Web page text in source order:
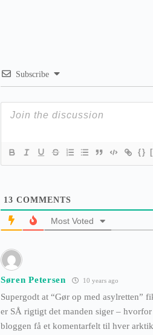
Subscribe
{}
13 COMMENTS
Most Voted
Søren Petersen 10 years ago
Supergodt at “Gør op med asylretten”
er SÅ rigtigt det manden siger –
bloggen få et komentarfelt til hver